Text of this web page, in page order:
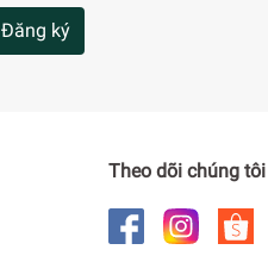
Đăng ký
Theo dõi chúng tôi